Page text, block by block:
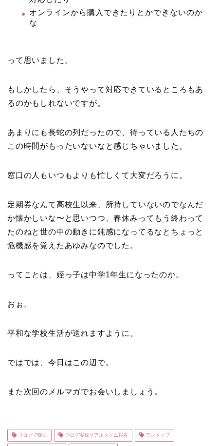
オンラインから購入できたりとかできないのか
な
って思いました。
もしかしたら、そうやって対応できているところもあ
るのかもしれないですが。
あまりにも長蛇の列だったので、待っている人たちの
この時間がもったいないなと感じちゃいました。
窓口の人もいつもよりも忙しくて大変だろうに。
定期券なんて高校生以来、所持していないのでなんだ
か懐かしいな〜と思いつつ、春休みってもう終わって
たのねと世の中の動きに鈍感になってるなとちょっと
危機感を覚えたあゆみなのでした。
ってことは、姪っ子は中学1年生になったのか。
おぉ。
平和な学校生活が送れますように。
ではでは、今日はこの辺で。
また次回のメルマガでお会いしましょう。
ブログで稼ぐ ブログ実践リアルタイム報告 ワントップ